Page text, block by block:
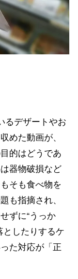
るデザートやお
めた動画が、
的はどうであ
器物破損など
そも食べ物を
も指摘され、
ずに“うっか
としたりするケ
た対応が「正